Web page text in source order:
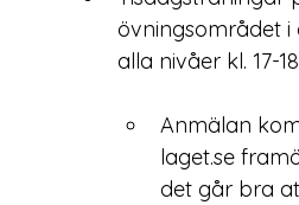
övningsområdet
Anmälan
laget.se
det går bra